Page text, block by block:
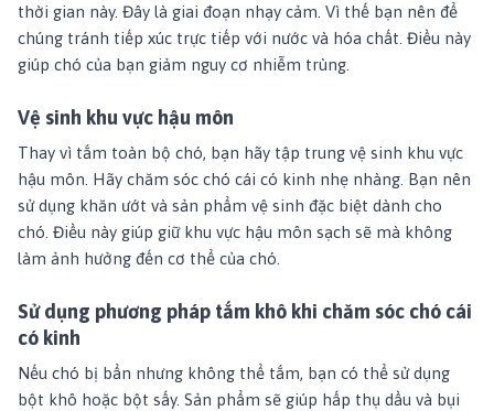
thời gian này. Đây là giai đoạn nhạy cảm. Vì thế bạn nên để
chúng tránh tiếp xúc trực tiếp với nước và hóa chất. Điều này
giúp chó của bạn giảm nguy cơ nhiễm trùng.
Vệ sinh khu vực hậu môn
Thay vì tắm toàn bộ chó, bạn hãy tập trung vệ sinh khu vực
hậu môn. Hãy chăm sóc chó cái có kinh nhẹ nhàng. Bạn nên
sử dụng khăn ướt và sản phẩm vệ sinh đặc biệt dành cho
chó. Điều này giúp giữ khu vực hậu môn sạch sẽ mà không
làm ảnh hưởng đến cơ thể của chó.
Sử dụng phương pháp tắm khô khi chăm sóc chó cái
có kinh
Nếu chó bị bẩn nhưng không thể tắm, bạn có thể sử dụng
bột khô hoặc bột sấy. Sản phẩm sẽ giúp hấp thụ dầu và bụi